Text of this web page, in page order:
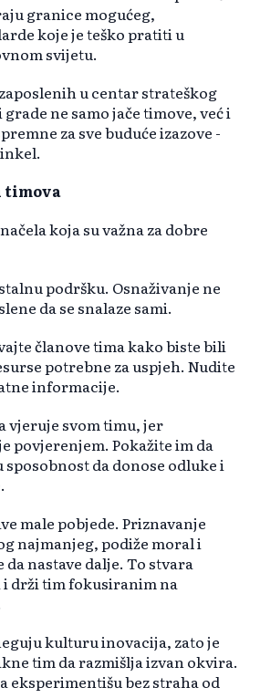
granice mogućeg,
koje je teško pratiti u
svijetu.
u centar strateškog
ne samo jače timove, već i
za sve buduće izazove -
timova
koja su važna za dobre
podršku. Osnaživanje ne
da se snalaze sami.
članove tima kako biste bili
potrebne za uspjeh. Nudite
informacije.
vjeruje svom timu, jer
povjerenjem. Pokažite im da
da donose odluke i
male pobjede. Priznavanje
najmanjeg, podiže moral i
nastave dalje. To stvara
i drži tim fokusiranim na
kulturu inovacija, zato je
tim da razmišlja izvan okvira.
eksperimentišu bez straha od